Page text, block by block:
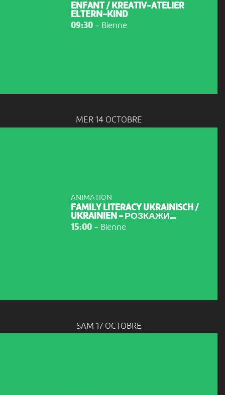
ENFANT / KREATIV-ATELIER
ELTERN-KIND
09:30- Bienne
MER 14 OCTOBRE
ANIMATION
FAMILY LITERACY UKRAINISCH /
UKRAINIEN - РОЗКАЖИ...
15:00- Bienne
SAM 17 OCTOBRE